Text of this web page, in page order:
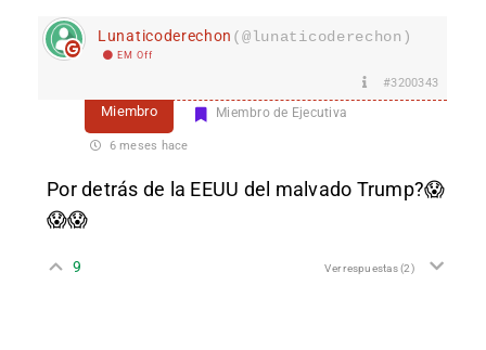
Lunaticoderechon (@lunaticoderechon)
EM Off
#3200343
Miembro Miembro de Ejecutiva
6 meses hace
Por detrás de la EEUU del malvado Trump?😱
😱😱
9 Ver respuestas(2)